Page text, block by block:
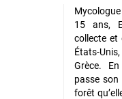
15 ans,
collecte et
États-
Grèce.
passe
forêt